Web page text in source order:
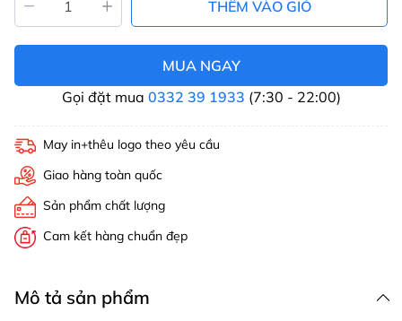
THÊM VÀO GIỎ
MUA NGAY
Gọi đặt mua 0332 39 1933 (7:30 - 22:00)
May in+thêu logo theo yêu cầu
Giao hàng toàn quốc
Sản phẩm chất lượng
Cam kết hàng chuẩn đẹp
Mô tả sản phẩm